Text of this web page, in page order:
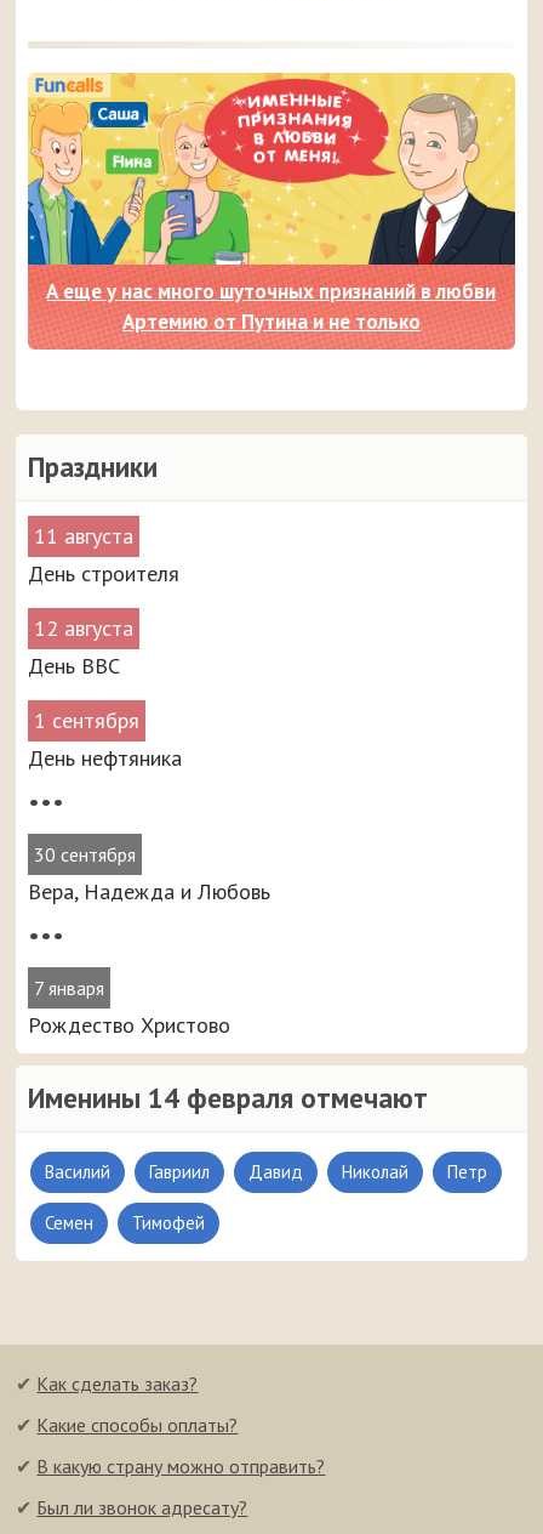
Праздники
11 августа
День строителя
12 августа
День ВВС
1 сентября
День нефтяника
•••
30 сентября
Вера, Надежда и Любовь
•••
7 января
Рождество Христово
Именины 14 февраля отмечают
Василий Гавриил Давид Николай Петр
Семен Тимофей
А еще у нас много шуточных признаний в любви
Артемию от Путина и не только
✔ Как сделать заказ?
✔ Какие способы оплаты?
✔ В какую страну можно отправить?
✔ Был ли звонок адресату?